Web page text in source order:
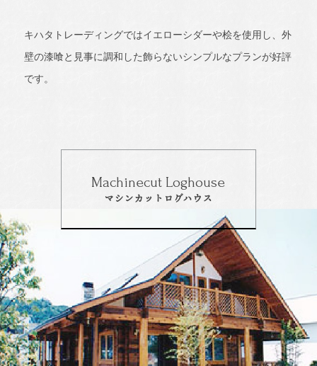
キハタトレーディングではイエローシダーや桧を使用し、外
壁の漆喰と見事に調和した飾らないシンプルなプランが好評
です。
Machinecut Loghouse
マシンカットログハウス